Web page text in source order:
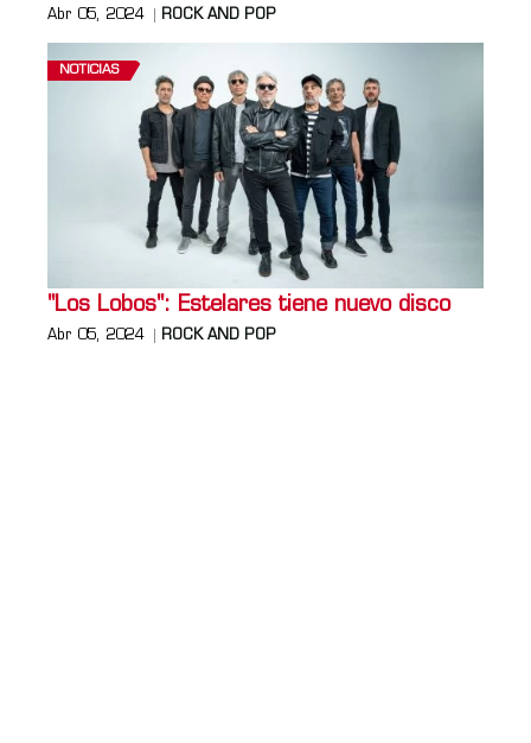
Abr 05, 2024 ROCK AND POP
NOTICIAS
"Los Lobos": Estelares tiene nuevo disco
Abr 05, 2024 ROCK AND POP